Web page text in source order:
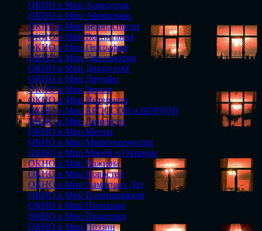
ОКНО в Мир Анекдотов
ОКНО в Мир Афоризмов
ОКНО в Мир Безопасности
ОКНО в Мир Воспитания
ОКНО в Мир Географии
ОКНО в Мир Дипломатии
ОКНО в Мир Дискуссий
ОКНО в Мир Дружбы
ОКНО в Мир Звуков
ОКНО в Мир Интернета
ОКНО в Мир КРОССОВ и ВОРДОВ
ОКНО в Мир Личности
ОКНО в Мир Мечты
ОКНО в Мир Мифотворчества
ОКНО в Мир Морей и Океанов
ОКНО в Мир Наживы
ОКНО в Мир Новостей
ОКНО в Мир Памятных Дат
ОКНО в Мир Планирования
ОКНО в Мир Познания
ОКНО в Мир Политики
ОКНО в Мир Поэзии